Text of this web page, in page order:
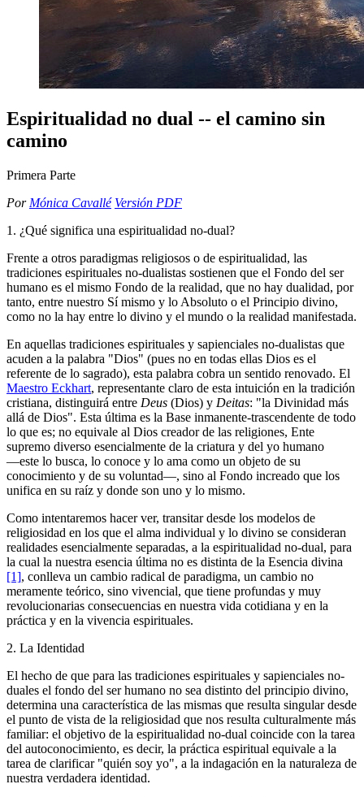
Espiritualidad no dual -- el camino sin
camino
Primera Parte
Por Mónica Cavallé Versión PDF
1. ¿Qué significa una espiritualidad no-dual?
Frente a otros paradigmas religiosos o de espiritualidad, las
tradiciones espirituales no-dualistas sostienen que el Fondo del ser
humano es el mismo Fondo de la realidad, que no hay dualidad, por
tanto, entre nuestro Sí mismo y lo Absoluto o el Principio divino,
como no la hay entre lo divino y el mundo o la realidad manifestada.
En aquellas tradiciones espirituales y sapienciales no-dualistas que
acuden a la palabra "Dios" (pues no en todas ellas Dios es el
referente de lo sagrado), esta palabra cobra un sentido renovado. El
Maestro Eckhart, representante claro de esta intuición en la tradición
cristiana, distinguirá entre Deus (Dios) y Deitas: "la Divinidad más
allá de Dios". Esta última es la Base inmanente-trascendente de todo
lo que es; no equivale al Dios creador de las religiones, Ente
supremo diverso esencialmente de la criatura y del yo humano
―este lo busca, lo conoce y lo ama como un objeto de su
conocimiento y de su voluntad―, sino al Fondo increado que los
unifica en su raíz y donde son uno y lo mismo.
Como intentaremos hacer ver, transitar desde los modelos de
religiosidad en los que el alma individual y lo divino se consideran
realidades esencialmente separadas, a la espiritualidad no-dual, para
la cual la nuestra esencia última no es distinta de la Esencia divina
[1], conlleva un cambio radical de paradigma, un cambio no
meramente teórico, sino vivencial, que tiene profundas y muy
revolucionarias consecuencias en nuestra vida cotidiana y en la
práctica y en la vivencia espirituales.
2. La Identidad
El hecho de que para las tradiciones espirituales y sapienciales no-
duales el fondo del ser humano no sea distinto del principio divino,
determina una característica de las mismas que resulta singular desde
el punto de vista de la religiosidad que nos resulta culturalmente más
familiar: el objetivo de la espiritualidad no-dual coincide con la tarea
del autoconocimiento, es decir, la práctica espiritual equivale a la
tarea de clarificar "quién soy yo", a la indagación en la naturaleza de
nuestra verdadera identidad.